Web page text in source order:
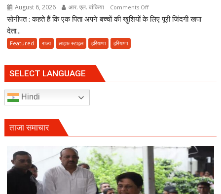
पूरा
करना
August 6, 2026 आर. एल. बांकिया Comments Offon
पिता
आई
अकेले
विदा
पिता,
वृद्धाश्रम
सोनीपत : कहते हैं कि एक पिता अपने बच्चों की खुशियों के लिए पूरी जिंदगी खपा
देता...
Featured राज्य लाइफ स्टाइल हरियाणा हरियाणा
SELECT LANGUAGE
Hindi
ताजा समाचार